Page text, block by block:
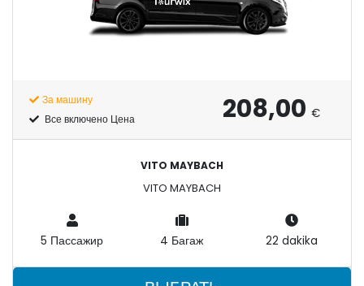
За машину
Все включено Цена
208,00 €
VITO MAYBACH
VITO MAYBACH
5 Пассажир 4 Багаж 22 dakika